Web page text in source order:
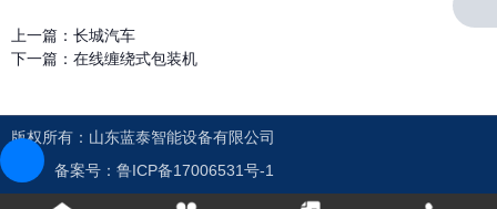
上一篇： 长城汽车
下一篇： 在线缠绕式包装机
走进蓝泰
版权所有：山东蓝泰智能设备有限公司
备案号：鲁ICP备17006531号-1